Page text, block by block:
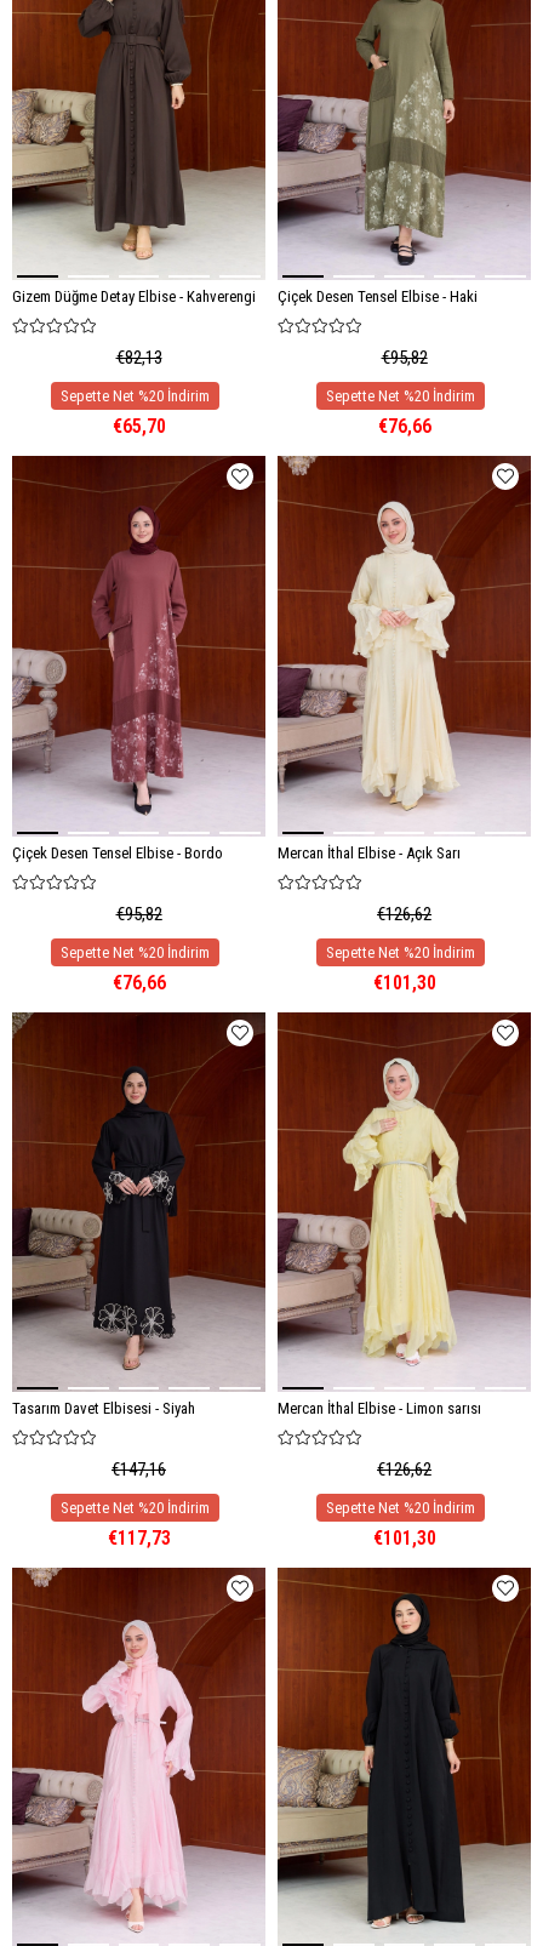
Gizem Düğme Detay Elbise - Kahverengi
€82,13
€65,70
Çiçek Desen Tensel Elbise - Haki
€95,82
€76,66
Çiçek Desen Tensel Elbise - Bordo
€95,82
€76,66
Mercan İthal Elbise - Açık Sarı
€126,62
€101,30
Tasarım Davet Elbisesi - Siyah
€147,16
€117,73
Mercan İthal Elbise - Limon sarısı
€126,62
€101,30